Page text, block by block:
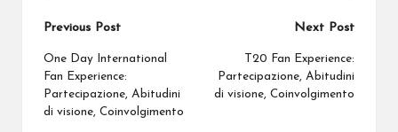
Post
navigation
Previous Post
One Day International
Fan Experience:
Partecipazione, Abitudini
di visione, Coinvolgimento
Next Post
T20 Fan Experience:
Partecipazione, Abitudini
di visione, Coinvolgimento